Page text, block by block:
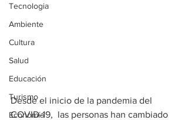
Tecnologia
Ambiente
Cultura
Salud
Educación
Turismo
Economía
Desde el inicio de la pandemia del
COVID-19,  las personas han cambiado